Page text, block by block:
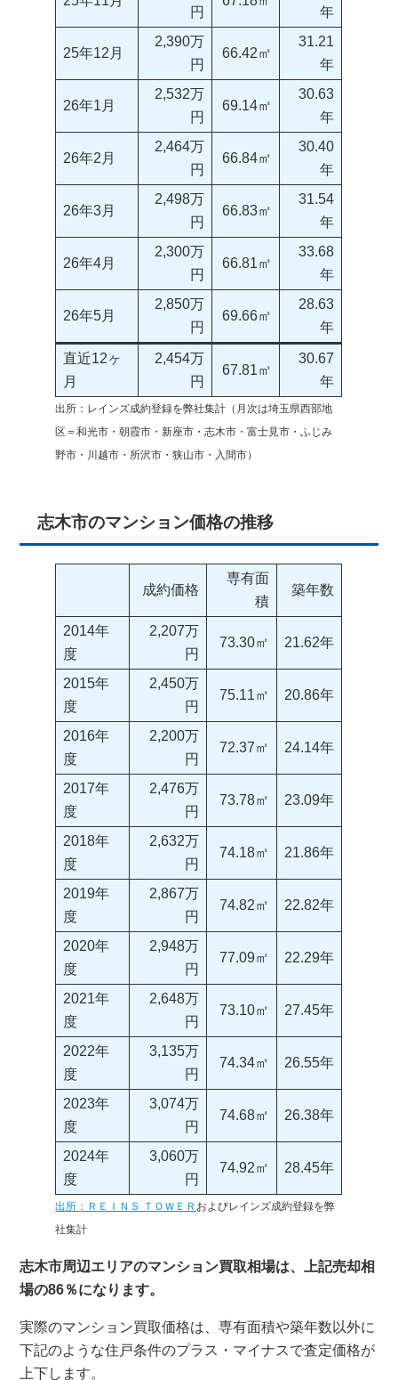
円
年
25年12月
2,390万
円
66.42㎡
31.21
年
26年1月
2,532万
円
69.14㎡
30.63
年
26年2月
2,464万
円
66.84㎡
30.40
年
26年3月
2,498万
円
66.83㎡
31.54
年
26年4月
2,300万
円
66.81㎡
33.68
年
26年5月
2,850万
円
69.66㎡
28.63
年
直近12ヶ
月
2,454万
円
67.81㎡
30.67
年
出所：レインズ成約登録を弊社集計（月次は埼玉県西部地
区＝和光市・朝霞市・新座市・志木市・富士見市・ふじみ
野市・川越市・所沢市・狭山市・入間市）
志木市のマンション価格の推移
成約価格
専有面
積
築年数
2014年
度
2,207万
円
73.30㎡ 21.62年
2015年
度
2,450万
円
75.11㎡ 20.86年
2016年
度
2,200万
円
72.37㎡ 24.14年
2017年
度
2,476万
円
73.78㎡ 23.09年
2018年
度
2,632万
円
74.18㎡ 21.86年
2019年
度
2,867万
円
74.82㎡ 22.82年
2020年
度
2,948万
円
77.09㎡ 22.29年
2021年
度
2,648万
円
73.10㎡ 27.45年
2022年
度
3,135万
円
74.34㎡ 26.55年
2023年
度
3,074万
円
74.68㎡ 26.38年
2024年
度
3,060万
円
74.92㎡ 28.45年
出所：ＲＥＩＮＳ ＴＯＷＥＲ およびレインズ成約登録を弊
社集計
志木市周辺エリアのマンション買取相場は、上記売却相
場の86％になります。
実際のマンション買取価格は、専有面積や築年数以外に
下記のような住戸条件のプラス・マイナスで査定価格が
上下します。